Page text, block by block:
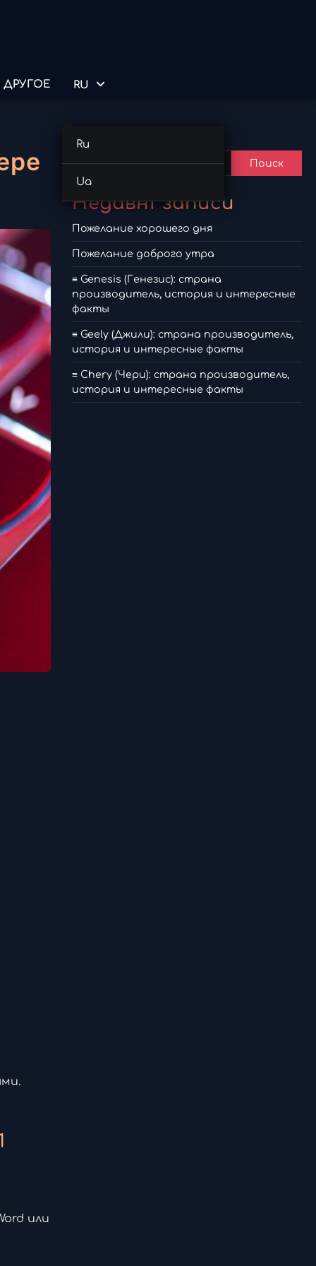
ДРУГОЕ RU
Ru
Ua
или
Поиск
Поиск
Недавні записи
Пожелание хорошего дня
Пожелание доброго утра
≡ Genesis (Генезис): страна
производитель, история и интересные
факты
≡ Geely (Джили): страна производитель,
история и интересные факты
≡ Chery (Чери): страна производитель,
история и интересные факты